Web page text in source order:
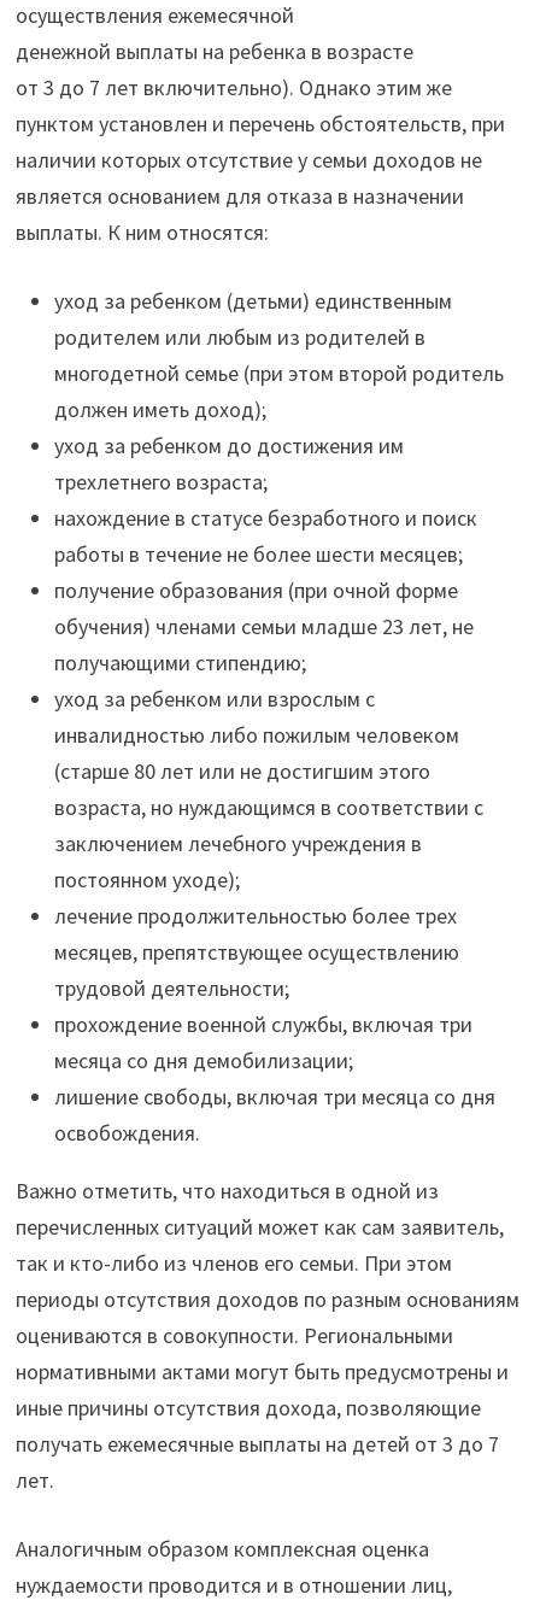
осуществления ежемесячной
денежной выплаты на ребенка в возрасте
от 3 до 7 лет включительно). Однако этим же
пунктом установлен и перечень обстоятельств, при
наличии которых отсутствие у семьи доходов не
является основанием для отказа в назначении
выплаты. К ним относятся:
уход за ребенком (детьми) единственным
родителем или любым из родителей в
многодетной семье (при этом второй родитель
должен иметь доход);
уход за ребенком до достижения им
трехлетнего возраста;
нахождение в статусе безработного и поиск
работы в течение не более шести месяцев;
получение образования (при очной форме
обучения) членами семьи младше 23 лет, не
получающими стипендию;
уход за ребенком или взрослым с
инвалидностью либо пожилым человеком
(старше 80 лет или не достигшим этого
возраста, но нуждающимся в соответствии с
заключением лечебного учреждения в
постоянном уходе);
лечение продолжительностью более трех
месяцев, препятствующее осуществлению
трудовой деятельности;
прохождение военной службы, включая три
месяца со дня демобилизации;
лишение свободы, включая три месяца со дня
освобождения.
Важно отметить, что находиться в одной из
перечисленных ситуаций может как сам заявитель,
так и кто-либо из членов его семьи. При этом
периоды отсутствия доходов по разным основаниям
оцениваются в совокупности. Региональными
нормативными актами могут быть предусмотрены и
иные причины отсутствия дохода, позволяющие
получать ежемесячные выплаты на детей от 3 до 7
лет.
Аналогичным образом комплексная оценка
нуждаемости проводится и в отношении лиц,